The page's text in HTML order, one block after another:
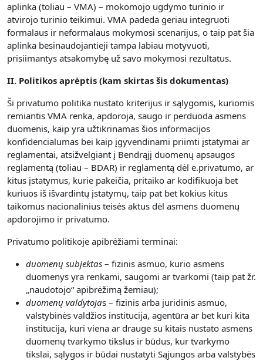
aplinka (toliau – VMA) – mokomojo ugdymo turinio ir
atvirojo turinio teikimui. VMA padeda geriau integruoti
formalaus ir neformalaus mokymosi scenarijus, o taip pat šia
aplinka besinaudojantieji tampa labiau motyvuoti,
prisiimantys atsakomybę už savo mokymosi rezultatus.
II. Politikos aprėptis (kam skirtas šis dokumentas)
Ši privatumo politika nustato kriterijus ir sąlygomis, kuriomis
remiantis VMA renka, apdoroja, saugo ir perduoda asmens
duomenis, kaip yra užtikrinamas šios informacijos
konfidencialumas bei kaip įgyvendinami priimti įstatymai ar
reglamentai, atsižvelgiant į Bendrąjį duomenų apsaugos
reglamentą (toliau – BDAR) ir reglamentą dėl e.privatumo, ar
kitus įstatymus, kurie pakeičia, pritaiko ar kodifikuoja bet
kuriuos iš išvardintų įstatymų, taip pat bet kokius kitus
taikomus nacionalinius teisės aktus dėl asmens duomenų
apdorojimo ir privatumo.
Privatumo politikoje apibrėžiami terminai:
duomenų subjektas – fizinis asmuo, kurio asmens
duomenys yra renkami, saugomi ar tvarkomi (taip pat žr.
„naudotojo“ apibrėžimą žemiau);
duomenų valdytojas – fizinis arba juridinis asmuo,
valstybinės valdžios institucija, agentūra ar bet kuri kita
institucija, kuri viena ar drauge su kitais nustato asmens
duomenų tvarkymo tikslus ir būdus, kur tvarkymo
tikslai, sąlygos ir būdai nustatyti Sąjungos arba valstybės